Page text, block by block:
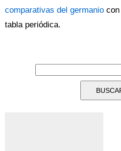
comparativas del germanio
tabla periódica.